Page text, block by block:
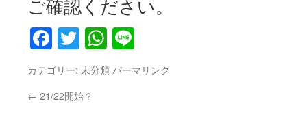
ご確認ください。
Facebook
TwitterWhatsApp
カテゴリー: 未分類パーマリンク
← 21/22開始？